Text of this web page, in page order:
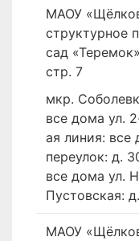
МАОУ
структурное
сад
стр. 7
мкр.
все дома ул.
ая линия: все
переулок: д.
все дома ул.
Пустовская:
МАОУ